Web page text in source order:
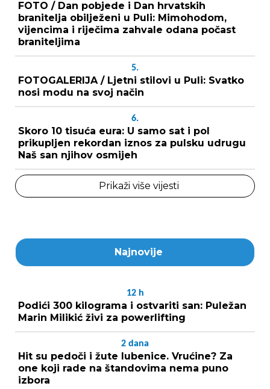
FOTO / Dan pobjede i Dan hrvatskih
branitelja obilježeni u Puli: Mimohodom,
vijencima i riječima zahvale odana počast
braniteljima
5.
FOTOGALERIJA / Ljetni stilovi u Puli: Svatko
nosi modu na svoj način
6.
Skoro 10 tisuća eura: U samo sat i pol
prikupljen rekordan iznos za pulsku udrugu
Naš san njihov osmijeh
Prikaži više vijesti
Najnovije
12 h
Podići 300 kilograma i ostvariti san: Puležan
Marin Milikić živi za powerlifting
2 dana
Hit su pedoči i žute lubenice. Vrućine? Za
one koji rade na štandovima nema puno
izbora